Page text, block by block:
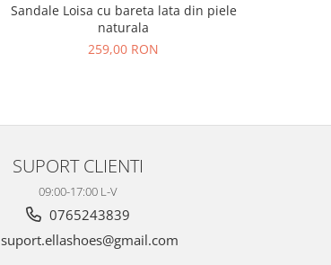
Sandale Loisa cu bareta lata din piele
naturala
259,00 RON
SUPORT CLIENTI
09:00-17:00 L-V
0765243839
suport.ellashoes@gmail.com